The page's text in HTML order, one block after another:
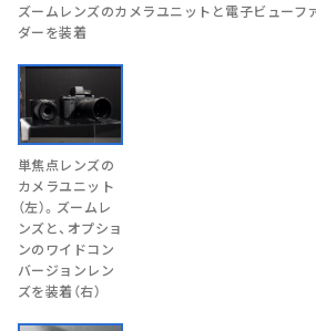
ズームレンズのカメラユニットと電子ビューフ
ダーを装着
単焦点レンズの
カメラユニット
（左）。ズームレ
ンズと、オプショ
ンのワイドコン
バージョンレン
ズを装着（右）